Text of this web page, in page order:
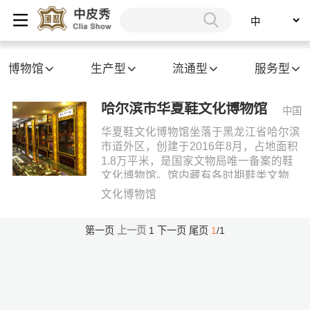
博物馆 生产型 流通型 服务型
哈尔滨市华夏鞋文化博物馆 中国
华夏鞋文化博物馆坐落于黑龙江省哈尔滨
市道外区，创建于2016年8月，占地面积
1.8万平米，是国家文物局唯一备案的鞋
文化博物馆。馆内藏有各时期鞋类文物
16875件，包括定级文物232件，文物价
跨度上千年。这些文物藏品反映了鞋文化
文化博物馆
第一页 上一页 1 下一页 尾页 1/1